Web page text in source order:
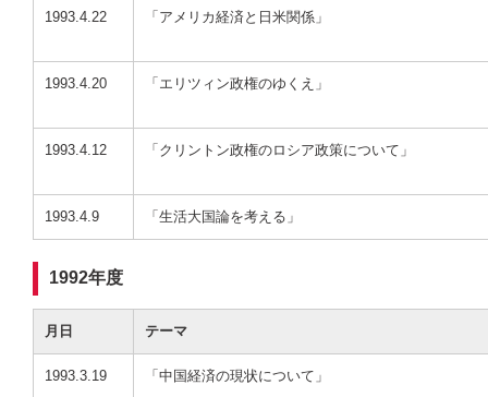
1993.4.22 「アメリカ経済と日米関係」
1993.4.20 「エリツィン政権のゆくえ」
1993.4.12 「クリントン政権のロシア政策について」
1993.4.9 「生活大国論を考える」
1992年度
月日 テーマ
1993.3.19 「中国経済の現状について」